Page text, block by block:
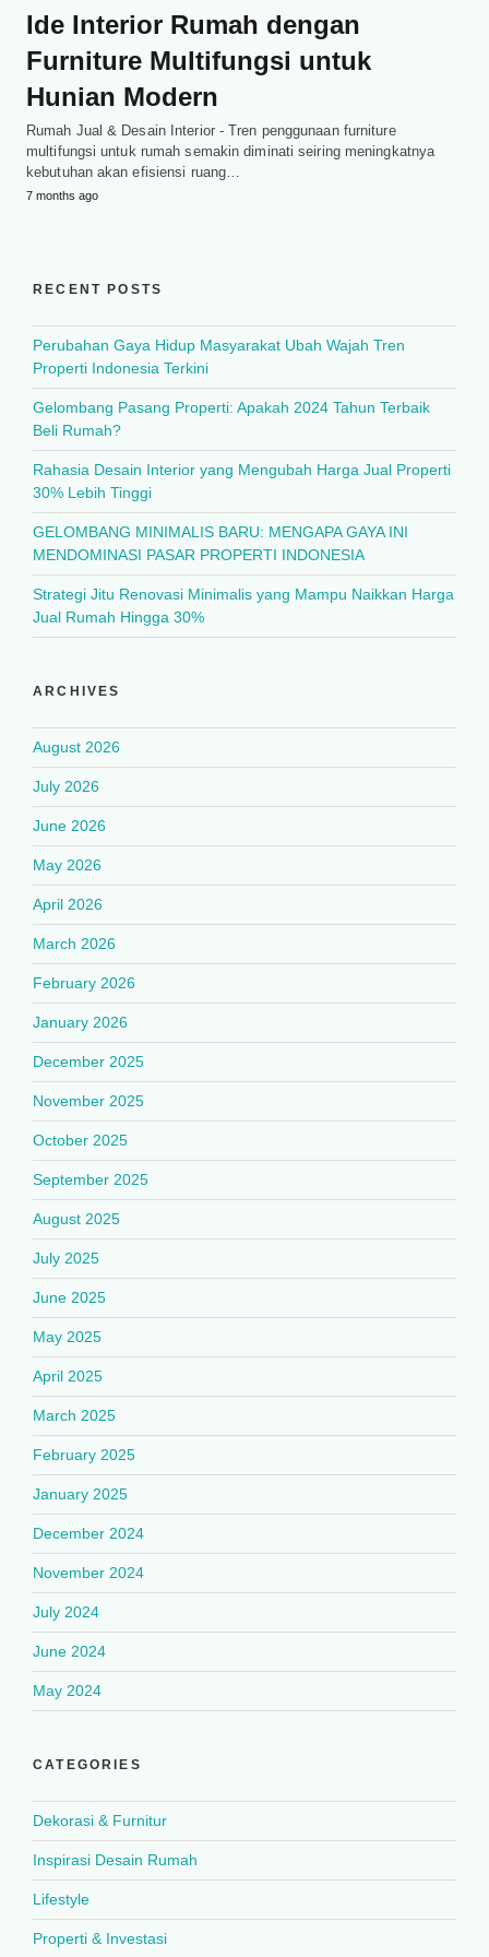
Ide Interior Rumah dengan
Furniture Multifungsi untuk
Hunian Modern
Rumah Jual & Desain Interior - Tren penggunaan furniture
multifungsi untuk rumah semakin diminati seiring meningkatnya
kebutuhan akan efisiensi ruang…
7 months ago
RECENT POSTS
Perubahan Gaya Hidup Masyarakat Ubah Wajah Tren
Properti Indonesia Terkini
Gelombang Pasang Properti: Apakah 2024 Tahun Terbaik
Beli Rumah?
Rahasia Desain Interior yang Mengubah Harga Jual Properti
30% Lebih Tinggi
GELOMBANG MINIMALIS BARU: MENGAPA GAYA INI
MENDOMINASI PASAR PROPERTI INDONESIA
Strategi Jitu Renovasi Minimalis yang Mampu Naikkan Harga
Jual Rumah Hingga 30%
ARCHIVES
August 2026
July 2026
June 2026
May 2026
April 2026
March 2026
February 2026
January 2026
December 2025
November 2025
October 2025
September 2025
August 2025
July 2025
June 2025
May 2025
April 2025
March 2025
February 2025
January 2025
December 2024
November 2024
July 2024
June 2024
May 2024
CATEGORIES
Dekorasi & Furnitur
Inspirasi Desain Rumah
Lifestyle
Properti & Investasi